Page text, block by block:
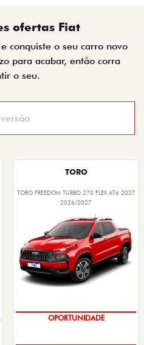
ofertas Fiat
conquiste o seu carro novo
para acabar, então corra
o seu.
TORO
TORO FREEDOM TURBO 270 FLEX AT6 2027
2026/2027
OPORTUNIDADE